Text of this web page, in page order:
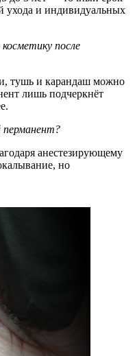
ухода и индивидуальных
после
тушь и карандаш можно
лишь подчеркнёт
перманент?
анестезирующему
но